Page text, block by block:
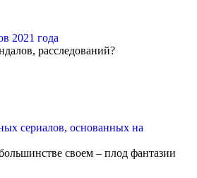
2021 года
расследований?
сериалов, основанных на
своем – плод фантазии